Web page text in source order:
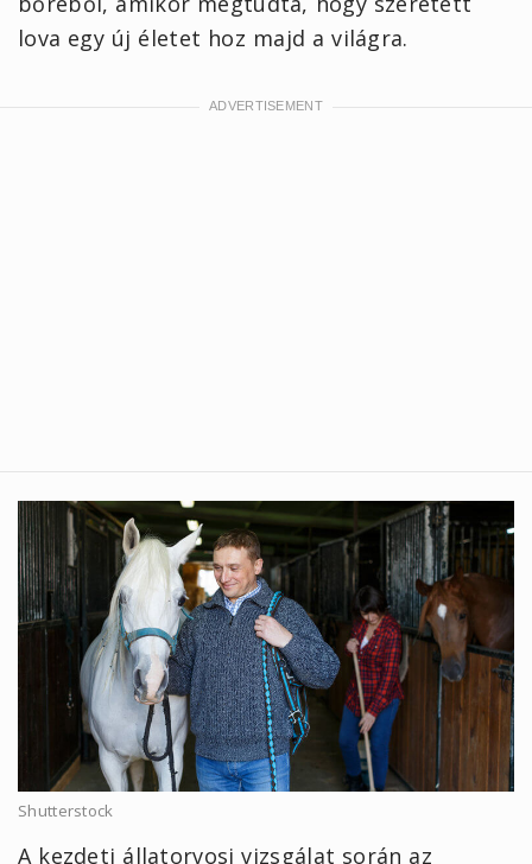
lova egy új életet hoz majd a világra.
Shutterstock
A kezdeti állatorvosi vizsgálat során az